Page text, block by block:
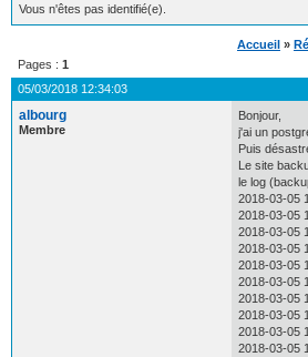
Vous n'êtes pas identifié(e).
Accueil »
Pages : 1
05/03/2018 12:34:03
albourg
Membre
Bonjour,
j'ai un
Puis
Le site
le log
2018-03-05
2018-03-05
2018-03-05
2018-03-05
2018-03-05
2018-03-05
2018-03-05
2018-03-05
2018-03-05
2018-03-05